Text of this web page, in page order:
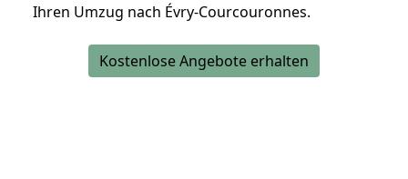
Ihren Umzug nach Évry-Courcouronnes.
Kostenlose Angebote erhalten